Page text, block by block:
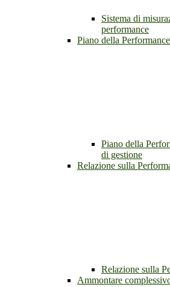
Sistema di
performance
Piano della Performance
Piano della
di gestione
Relazione sulla
Relazione sulla
Ammontare